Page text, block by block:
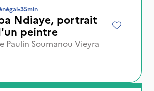
•35min
Ndiaye, portrait
peintre
Paulin Soumanou Vieyra